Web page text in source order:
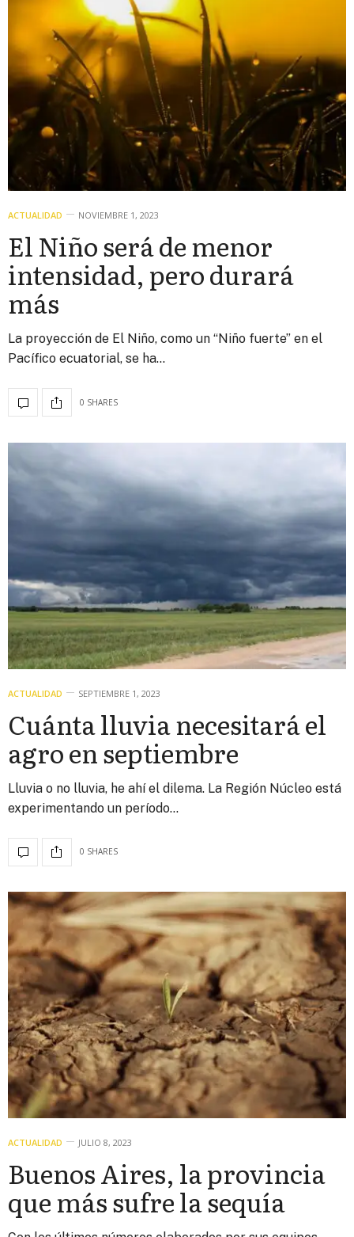
ACTUALIDAD NOVIEMBRE 1, 2023
El Niño será de menor
intensidad, pero durará
más
La proyección de El Niño, como un “Niño fuerte” en el
Pacífico ecuatorial, se ha…
0 SHARES
ACTUALIDAD SEPTIEMBRE 1, 2023
Cuánta lluvia necesitará el
agro en septiembre
Lluvia o no lluvia, he ahí el dilema. La Región Núcleo está
experimentando un período…
0 SHARES
ACTUALIDAD JULIO 8, 2023
Buenos Aires, la provincia
que más sufre la sequía